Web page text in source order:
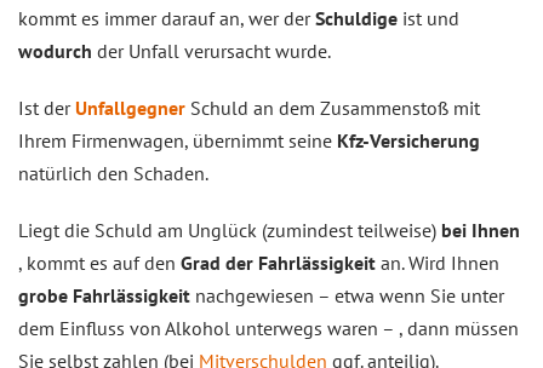
kommt es immer darauf an, wer derSchuldige ist und
wodurch der Unfall verursacht wurde.
Ist derUnfallgegner Schuld an dem Zusammenstoß mit
Ihrem Firmenwagen, übernimmt seine Kfz-Versicherung
natürlich den Schaden.
Liegt die Schuld am Unglück (zumindest teilweise) bei Ihnen
, kommt es auf den Grad der Fahrlässigkeit an. Wird Ihnen
grobe Fahrlässigkeit nachgewiesen – etwa wenn Sie unter
dem Einfluss von Alkohol unterwegs waren – , dann müssen
Sie selbst zahlen (bei Mitverschulden ggf. anteilig).